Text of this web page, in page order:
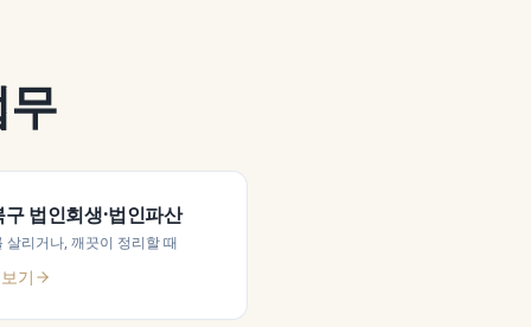
구법인회생·법인파산
살리거나, 깨끗이 정리할 때
기